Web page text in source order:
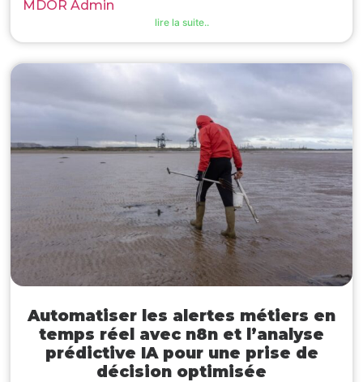
MDOR Admin
lire la suite..
Automatiser les alertes métiers en
temps réel avec n8n et l’analyse
prédictive IA pour une prise de
décision optimisée